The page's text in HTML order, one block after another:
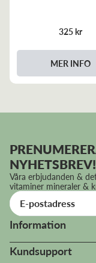
325 kr
MER INFO
NYHETSBREV!
Våra erbjudanden &
vitaminer mineraler &
Information
Kundsupport